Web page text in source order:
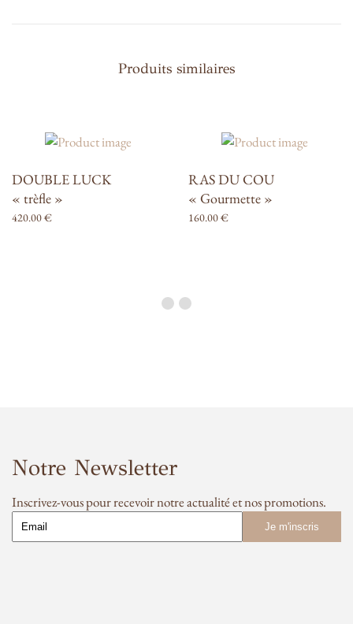
Produits similaires
DOUBLE LUCK
« trèfle »
420.00€
RAS DU COU
« Gourmette »
160.00€
Notre Newsletter
Inscrivez-vous pour recevoir notre actualité et nos promotions.